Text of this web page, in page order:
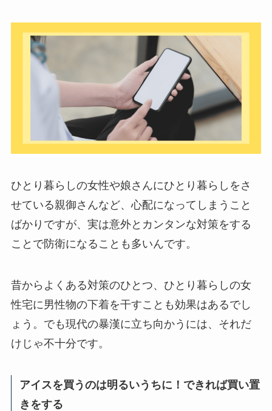
ひとり暮らしの女性や娘さんにひとり暮らしをさ
せている親御さんなど、心配になってしまうこと
ばかりですが、実は意外とカンタンな対策をする
ことで防衛になることも多いんです。
昔からよくある対策のひとつ、ひとり暮らしの女
性宅に男性物の下着を干すことも効果はあるでし
ょう。でも現代の暴漢に立ち向かうには、それだ
けじゃ不十分です。
アイスを買うのは明るいうちに！できれば買い置
きをする